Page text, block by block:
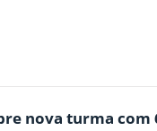
nova turma com